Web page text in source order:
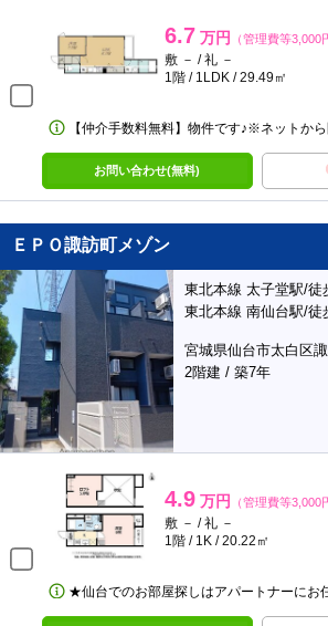
6.7 万円 （管理費等3,000
敷 － / 礼 －
1階 / 1LDK / 29.49㎡
【仲介手数料無料】物件です♪※ネットから
お問い合わせ(無料)
ＥＰＯ諏訪町メゾン
東北本線 太子堂駅/徒
東北本線 南仙台駅/徒
宮城県仙台市太白区
2階建 / 築7年
4.9 万円 （管理費等3,000
敷 － / 礼 －
1階 / 1K / 20.22㎡
★仙台でのお部屋探しはアパートナーにお